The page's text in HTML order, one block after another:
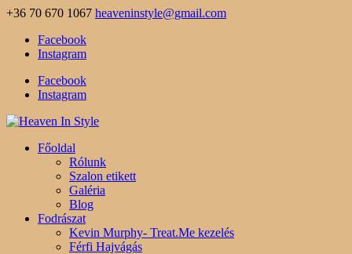
+36 70 670 1067 heaveninstyle@gmail.com
Facebook
Instagram
Facebook
Instagram
Főoldal
Rólunk
Szalon etikett
Galéria
Blog
Fodrászat
Kevin Murphy- Treat.Me kezelés
Férfi Hajvágás